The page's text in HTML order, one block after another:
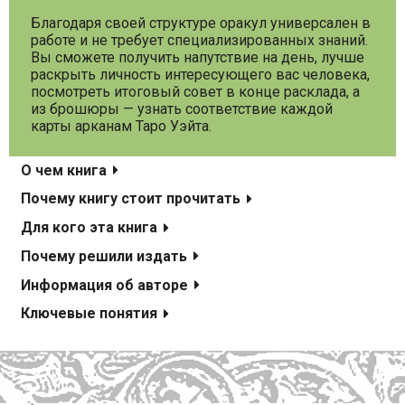
Благодаря своей структуре оракул универсален в
работе и не требует специализированных знаний.
Вы сможете получить напутствие на день, лучше
раскрыть личность интересующего вас человека,
посмотреть итоговый совет в конце расклада, а
из брошюры — узнать соответствие каждой
карты арканам Таро Уэйта.
О чем книга
Почему книгу стоит прочитать
Для кого эта книга
Почему решили издать
Информация об авторе
Ключевые понятия